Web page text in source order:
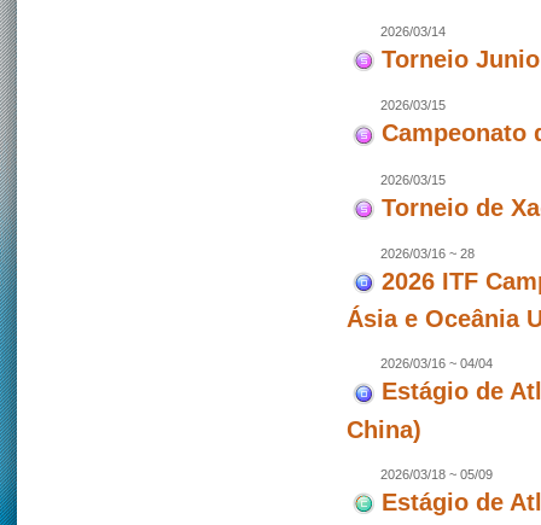
2026/03/14
Torneio
2026/03/15
Campeonato
2026/03/15
Torneio de
2026/03/16 ~ 28
2026 ITF
Ásia e Oceânia
2026/03/16 ~ 04/04
Estágio de
China)
2026/03/18 ~ 05/09
Estágio de